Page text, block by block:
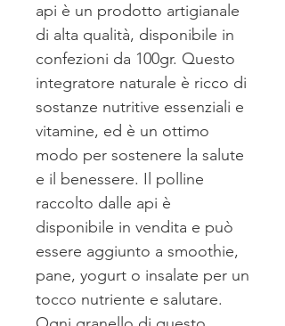
api è un prodotto artigianale
di alta qualità, disponibile in
confezioni da 100gr. Questo
integratore naturale è ricco di
sostanze nutritive essenziali e
vitamine, ed è un ottimo
modo per sostenere la salute
e il benessere. Il polline
raccolto dalle api è
disponibile in vendita e può
essere aggiunto a smoothie,
pane, yogurt o insalate per un
tocco nutriente e salutare.